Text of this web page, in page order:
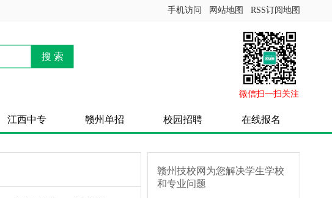
手机访问 网站地图 RSS订阅地图
搜 索
微信扫一扫关注
江西中专 赣州单招 校园招聘 在线报名
赣州技校网为您解决学生学校
和专业问题